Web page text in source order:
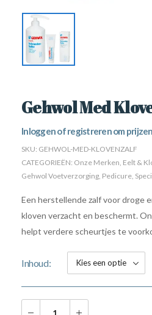
Gehwol Med
Inloggen of registreren om
SKU: GEHWOL-MED-KLOVENZALF
CATEGORIEËN: Onze Merken Eelt &
Gehwol Voetverzorging Pedicure
Een herstellende zalf voor droge
kloven verzacht en beschermt.
helpt verdere scheurtjes te
Inhoud